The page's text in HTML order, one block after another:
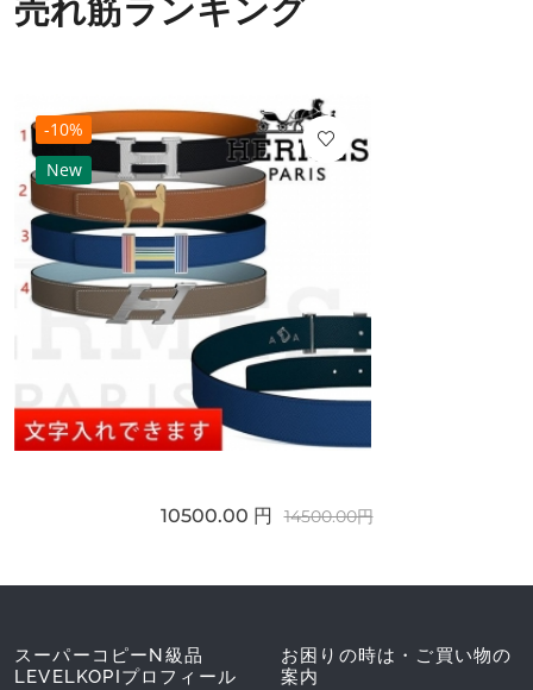
売れ筋ランキング
-10%
New
10500.00 円 14500.00円
スーパーコピーN級品
LEVELKOPIプロフィール
お困りの時は・ご買い物の
案内